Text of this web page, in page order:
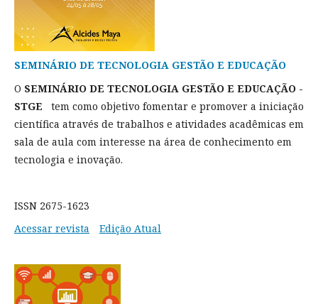
SEMINÁRIO DE TECNOLOGIA GESTÃO E EDUCAÇÃO
O SEMINÁRIO DE TECNOLOGIA GESTÃO E EDUCAÇÃO -
STGE tem como objetivo fomentar e promover a iniciação
científica através de trabalhos e atividades acadêmicas em
sala de aula com interesse na área de conhecimento em
tecnologia e inovação.
ISSN 2675-1623
Acessar revista
Edição Atual